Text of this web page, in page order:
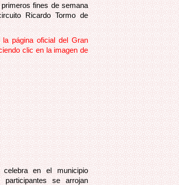
fines de semana
Ricardo Tormo de
página oficial del Gran
clic en la imagen de
en el municipio
se arrojan